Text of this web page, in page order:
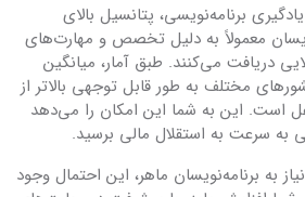
برنامه‌نویسی، پتانسیل بالای
معمولاً به دلیل تخصص و مهارت‌های
دریافت می‌کنند. طبق آمار، میانگین
مختلف به طور قابل توجهی بالاتر از
است. این به شما این امکان را می‌دهد
به سرعت به استقلال مالی برسید.
به برنامه‌نویسان ماهر، این احتمال وجود